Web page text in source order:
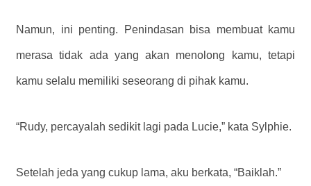
Namun, ini penting. Penindasan bisa membuat kamu
merasa tidak ada yang akan menolong kamu, tetapi
kamu selalu memiliki seseorang di pihak kamu.
“Rudy, percayalah sedikit lagi pada Lucie,” kata Sylphie.
Setelah jeda yang cukup lama, aku berkata, “Baiklah.”